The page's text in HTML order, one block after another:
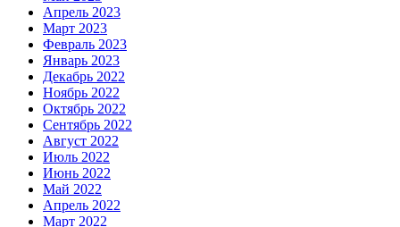
Апрель 2023
Март 2023
Февраль 2023
Январь 2023
Декабрь 2022
Ноябрь 2022
Октябрь 2022
Сентябрь 2022
Август 2022
Июль 2022
Июнь 2022
Май 2022
Апрель 2022
Март 2022